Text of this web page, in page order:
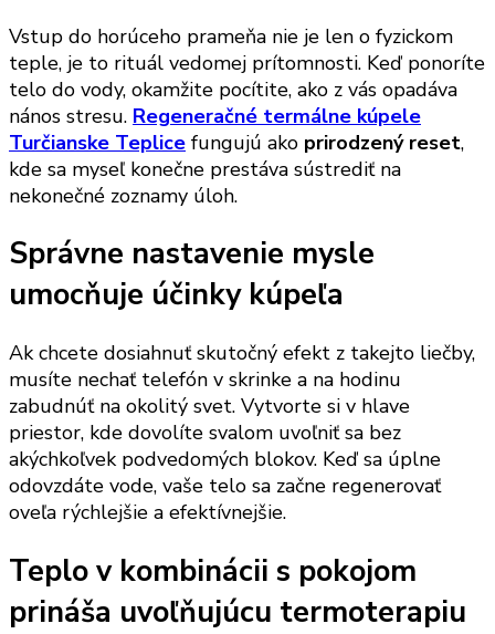
Vstup do horúceho prameňa nie je len o fyzickom
teple, je to rituál vedomej prítomnosti. Keď ponoríte
telo do vody, okamžite pocítite, ako z vás opadáva
nános stresu. Regeneračné termálne kúpele
Turčianske Teplice fungujú ako prirodzený reset,
kde sa myseľ konečne prestáva sústrediť na
nekonečné zoznamy úloh.
Správne nastavenie mysle
umocňuje účinky kúpeľa
Ak chcete dosiahnuť skutočný efekt z takejto liečby,
musíte nechať telefón v skrinke a na hodinu
zabudnúť na okolitý svet. Vytvorte si v hlave
priestor, kde dovolíte svalom uvoľniť sa bez
akýchkoľvek podvedomých blokov. Keď sa úplne
odovzdáte vode, vaše telo sa začne regenerovať
oveľa rýchlejšie a efektívnejšie.
Teplo v kombinácii s pokojom
prináša uvoľňujúcu termoterapiu